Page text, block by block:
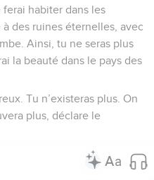
habiter dans les
des ruines éternelles, avec
Ainsi, tu ne seras plus
la beauté dans le pays des
Tu n’existeras plus. On
plus, déclare le